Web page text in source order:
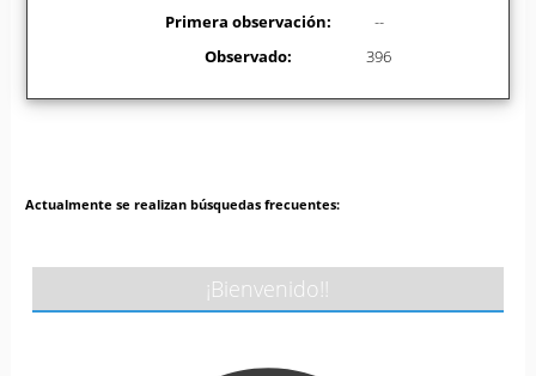
Primera observación:
--
Observado:
396
Actualmente se realizan búsquedas frecuentes:
¡Bienvenido!!